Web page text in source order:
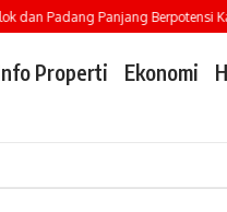
Padang Panjang Berpotensi
Properti Ekonomi